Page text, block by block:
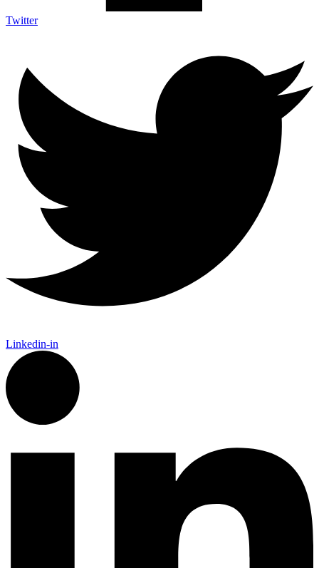
Twitter
Linkedin-in